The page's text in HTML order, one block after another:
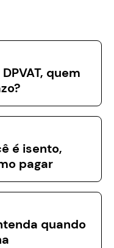
quem
é isento,
pagar
quando